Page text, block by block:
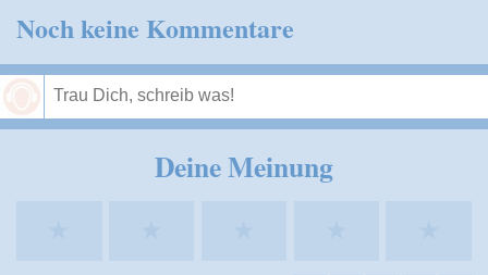
Noch keine Kommentare
Deine Meinung